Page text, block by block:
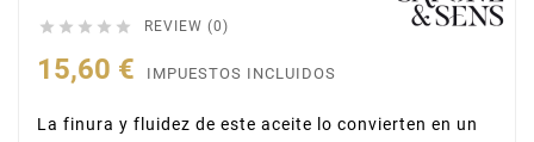
     REVIEW (0)
15,60 € IMPUESTOS INCLUIDOS
La finura y fluidez de este aceite lo convierten en un